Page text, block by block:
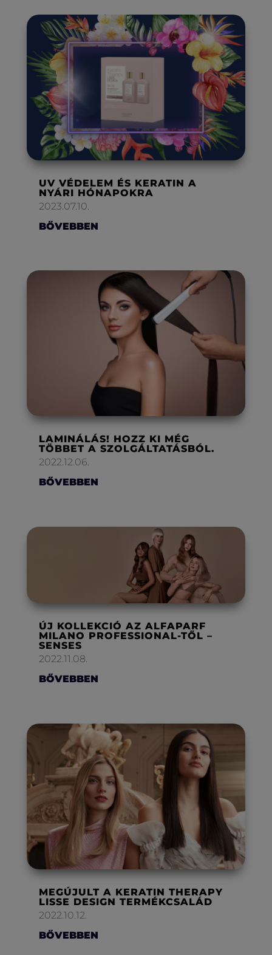
UV VÉDELEM ÉS KERATIN A
NYÁRI HÓNAPOKRA
2023.07.10.
BŐVEBBEN
LAMINÁLÁS! HOZZ KI MÉG
TÖBBET A SZOLGÁLTATÁSBÓL.
2022.12.06.
BŐVEBBEN
ÚJ KOLLEKCIÓ AZ ALFAPARF
MILANO PROFESSIONAL-TŐL –
SENSES
2022.11.08.
BŐVEBBEN
MEGÚJULT A KERATIN THERAPY
LISSE DESIGN TERMÉKCSALÁD
2022.10.12.
BŐVEBBEN